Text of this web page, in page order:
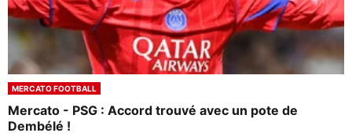
MERCATO FOOTBALL
Mercato - PSG : Accord trouvé avec un pote de
Dembélé !